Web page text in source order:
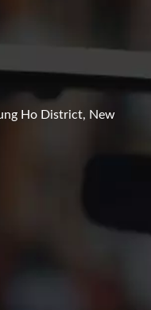
Ho District, New